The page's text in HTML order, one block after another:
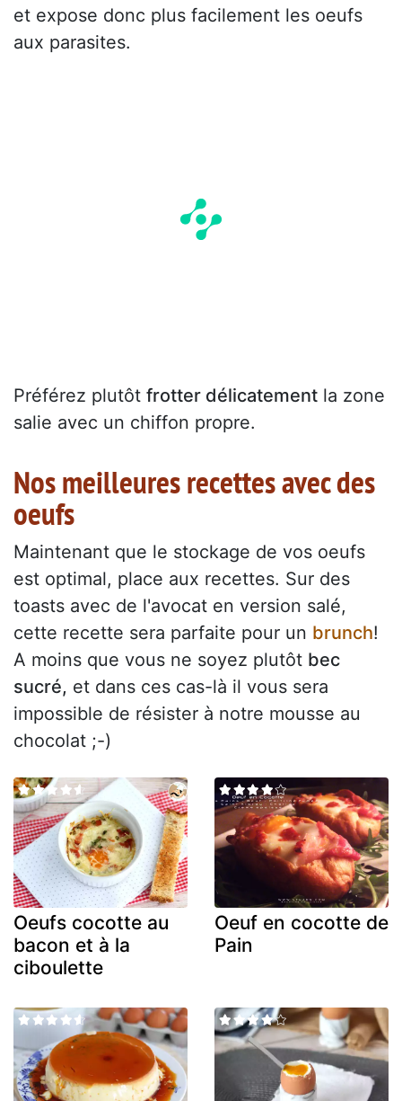
et expose donc plus facilement les oeufs
aux parasites.
Préférez plutôt frotter délicatement la zone
salie avec un chiffon propre.
Nos meilleures recettes avec des
oeufs
Maintenant que le stockage de vos oeufs
est optimal, place aux recettes. Sur des
toasts avec de l'avocat en version salé,
cette recette sera parfaite pour un brunch!
A moins que vous ne soyez plutôt bec
sucré, et dans ces cas-là il vous sera
impossible de résister à notre mousse au
chocolat ;-)
Oeufs cocotte au
bacon et à la
ciboulette
Oeuf en cocotte de
Pain